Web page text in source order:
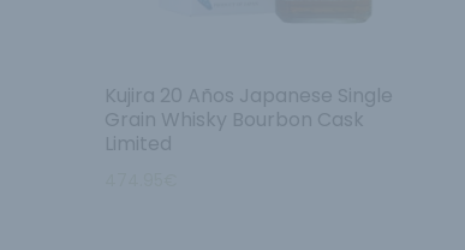
Kujira 20 Años Japanese Single
Grain Whisky Bourbon Cask
Limited